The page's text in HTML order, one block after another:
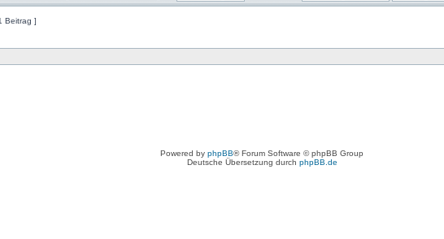
Beitrag ]
Powered by phpBB® Forum Software © phpBB Group
Deutsche Übersetzung durch phpBB.de